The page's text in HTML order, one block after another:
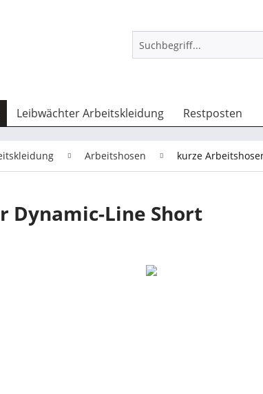
Leibwächter Arbeitskleidung Restposten
Arbeitshosen kurze
Dynamic-Line Short